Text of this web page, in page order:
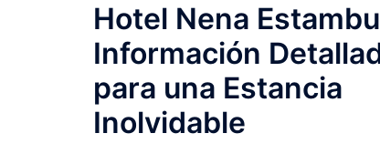
Hotel Nena
Información
para una Estancia
Inolvidable